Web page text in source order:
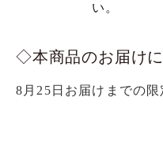
い。
◇本商品のお届け
8月25日お届けまでの限